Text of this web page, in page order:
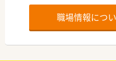
職場情報につ